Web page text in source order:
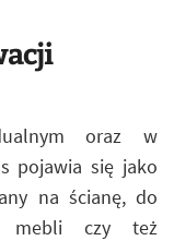
oraz w
pojawia się jako
na ścianę, do
mebli czy też